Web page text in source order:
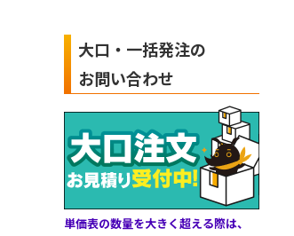
大口・一括発注の
お問い合わせ
単価表の数量を大きく超える際は、